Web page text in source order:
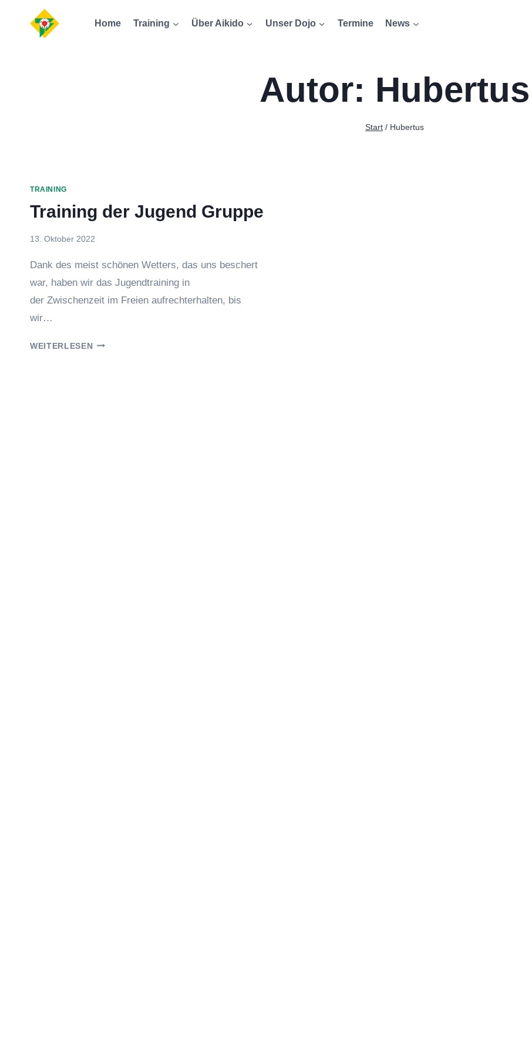
Home Training Über Aikido Unser Dojo Termine News
Autor: Hubertus
Start / Hubertus
TRAINING
Training der Jugend Gruppe
Von
13. Oktober 2022
Dank des meist schönen Wetters, das uns beschert
war, haben wir das Jugendtraining in
der Zwischenzeit im Freien aufrechterhalten, bis
wir…
WEITERLESENTRAINING